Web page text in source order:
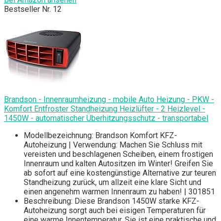
Bestseller Nr. 12
Brandson - Innenraumheizung - mobile Auto Heizung - PKW -
Komfort Entfroster Standheizung Heizlüfter - 2 Heizlevel -
1450W - automatischer Überhitzungsschutz - transportabel
Modellbezeichnung: Brandson Komfort KFZ-
Autoheizung | Verwendung: Machen Sie Schluss mit
vereisten und beschlagenen Scheiben, einem frostigen
Innenraum und kalten Autositzen im Winter! Greifen Sie
ab sofort auf eine kostengünstige Alternative zur teuren
Standheizung zurück, um allzeit eine klare Sicht und
einen angenehm warmen Innenraum zu haben! | 301851
Beschreibung: Diese Brandson 1450W starke KFZ-
Autoheizung sorgt auch bei eisigen Temperaturen für